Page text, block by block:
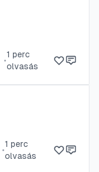
•
1 perc
olvasás
•
1 perc
olvasás